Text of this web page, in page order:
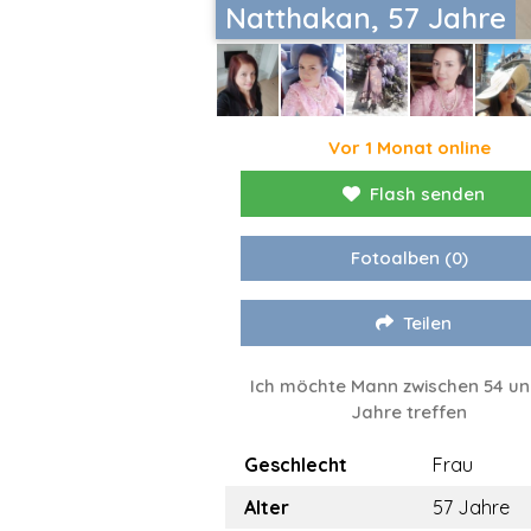
Natthakan, 57 Jahre
Vor 1 Monat online
Flash senden
Fotoalben (0)
Teilen
Ich möchte Mann zwischen 54
Jahre treffen
Geschlecht
Frau
Alter
57 Jahre